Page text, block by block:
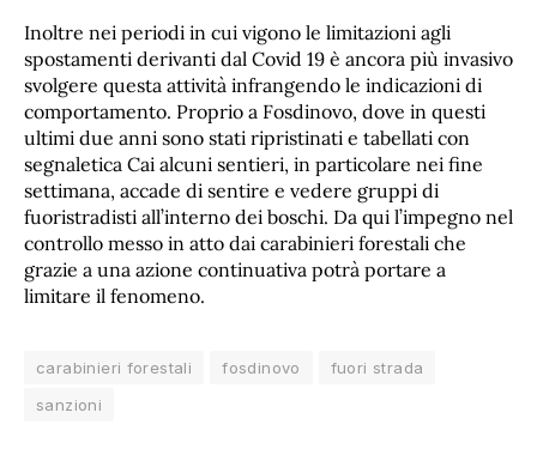
Inoltre nei periodi in cui vigono le limitazioni agli
spostamenti derivanti dal Covid 19 è ancora più invasivo
svolgere questa attività infrangendo le indicazioni di
comportamento. Proprio a Fosdinovo, dove in questi
ultimi due anni sono stati ripristinati e tabellati con
segnaletica Cai alcuni sentieri, in particolare nei fine
settimana, accade di sentire e vedere gruppi di
fuoristradisti all’interno dei boschi. Da qui l’impegno nel
controllo messo in atto dai carabinieri forestali che
grazie a una azione continuativa potrà portare a
limitare il fenomeno.
carabinieri forestali fosdinovo
fuori strada
sanzioni